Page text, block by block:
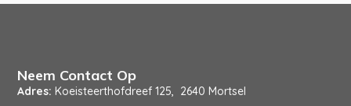
Neem Contact Op
Adres: Koeisteerthofdreef 125, 2640 Mortsel